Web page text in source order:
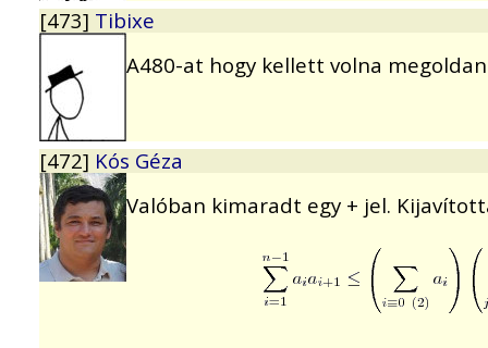
[473] Tibixe
A480-at hogy kellett volna
[472] Kós Géza
Valóban kimaradt egy + jel.